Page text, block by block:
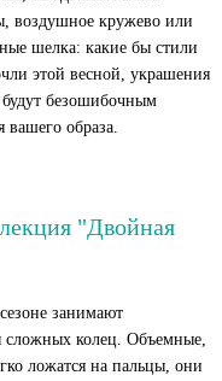
воздушное кружево или
шелка: какие бы стили
этой весной, украшения
безошибочным
образа.
"Двойная
занимают
колец. Объемные,
ложатся на пальцы, они